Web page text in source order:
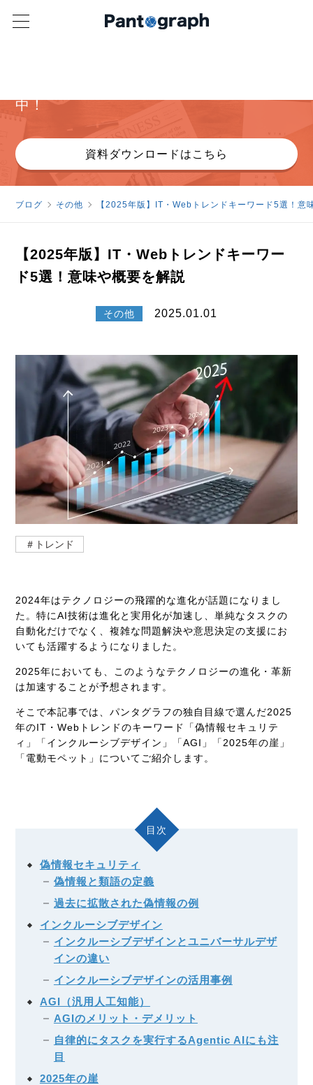
中！
資料ダウンロードはこちら
ブログ その他 【2025年版】IT・Webトレンドキーワード5選！意
【2025年版】IT・Webトレンドキーワー
ド5選！意味や概要を解説
その他 2025.01.01
＃トレンド
2024年はテクノロジーの飛躍的な進化が話題になりまし
た。特にAI技術は進化と実用化が加速し、単純なタスクの
自動化だけでなく、複雑な問題解決や意思決定の支援にお
いても活躍するようになりました。
2025年においても、このようなテクノロジーの進化・革新
は加速することが予想されます。
そこで本記事では、パンタグラフの独自目線で選んだ2025
年のIT・Webトレンドのキーワード「偽情報セキュリテ
ィ」「インクルーシブデザイン」「AGI」「2025年の崖」
「電動モペット」についてご紹介します。
目次
偽情報セキュリティ
偽情報と類語の定義
過去に拡散された偽情報の例
インクルーシブデザイン
インクルーシブデザインとユニバーサルデザ
インの違い
インクルーシブデザインの活用事例
AGI（汎用人工知能）
AGIのメリット・デメリット
自律的にタスクを実行するAgentic AIにも注
目
2025年の崖